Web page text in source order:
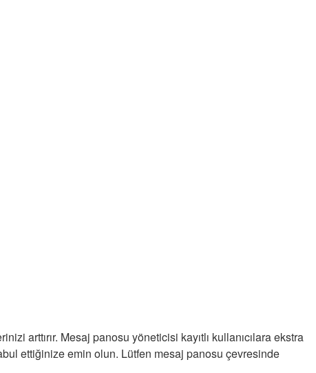
arttırır. Mesaj panosu yöneticisi kayıtlı kullanıcılara ekstra
ettiğinize emin olun. Lütfen mesaj panosu çevresinde